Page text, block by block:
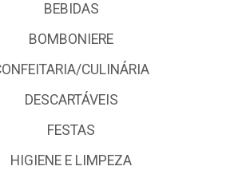
BEBIDAS
BOMBONIERE
CULINÁRIA
DESCARTÁVEIS
FESTAS
HIGIENE E LIMPEZA